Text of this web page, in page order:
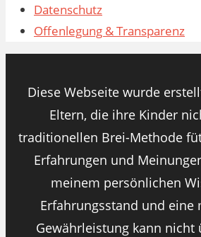
Datenschutz
Offenlegung & Transparenz
Diese Webseite wurde
Eltern, die ihre Kinder
traditionellen Brei-Methode
Erfahrungen und
meinem persönlichen
Erfahrungsstand und eine
Gewährleistung kann nicht